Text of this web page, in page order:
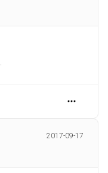
2017-09-17